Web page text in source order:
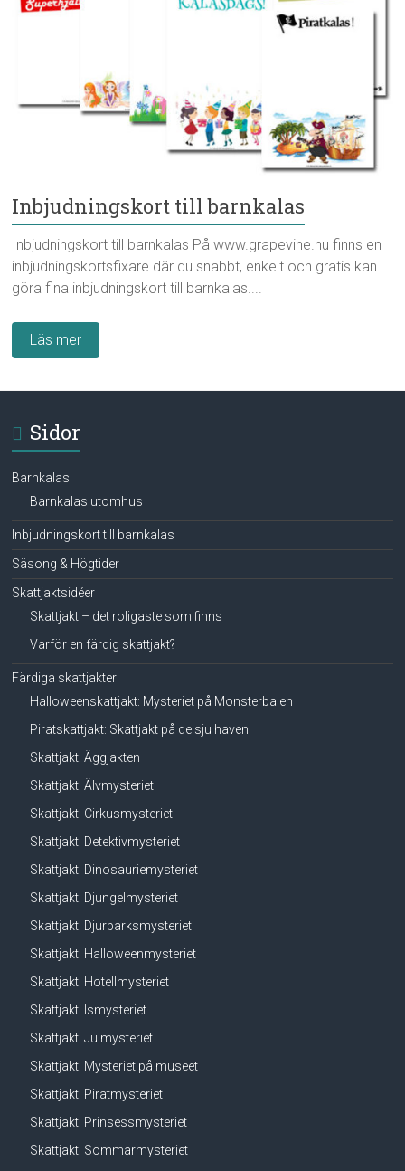
Inbjudningskort till barnkalas
Inbjudningskort till barnkalas På www.grapevine.nu finns en
inbjudningskortsfixare där du snabbt, enkelt och gratis kan
göra fina inbjudningskort till barnkalas....
Läs mer
Sidor
Barnkalas
Barnkalas utomhus
Inbjudningskort till barnkalas
Säsong & Högtider
Skattjaktsidéer
Skattjakt – det roligaste som finns
Varför en färdig skattjakt?
Färdiga skattjakter
Halloweenskattjakt: Mysteriet på Monsterbalen
Piratskattjakt: Skattjakt på de sju haven
Skattjakt: Äggjakten
Skattjakt: Älvmysteriet
Skattjakt: Cirkusmysteriet
Skattjakt: Detektivmysteriet
Skattjakt: Dinosauriemysteriet
Skattjakt: Djungelmysteriet
Skattjakt: Djurparksmysteriet
Skattjakt: Halloweenmysteriet
Skattjakt: Hotellmysteriet
Skattjakt: Ismysteriet
Skattjakt: Julmysteriet
Skattjakt: Mysteriet på museet
Skattjakt: Piratmysteriet
Skattjakt: Prinsessmysteriet
Skattjakt: Sommarmysteriet